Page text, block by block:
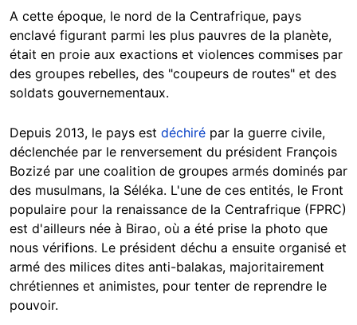
A cette époque, le nord de la Centrafrique, pays
enclavé figurant parmi les plus pauvres de la planète,
était en proie aux exactions et violences commises par
des groupes rebelles, des "coupeurs de routes" et des
soldats gouvernementaux.
Depuis 2013, le pays est déchiré par la guerre civile,
déclenchée par le renversement du président François
Bozizé par une coalition de groupes armés dominés par
des musulmans, la Séléka. L'une de ces entités, le Front
populaire pour la renaissance de la Centrafrique (FPRC)
est d'ailleurs née à Birao, où a été prise la photo que
nous vérifions. Le président déchu a ensuite organisé et
armé des milices dites anti-balakas, majoritairement
chrétiennes et animistes, pour tenter de reprendre le
pouvoir.